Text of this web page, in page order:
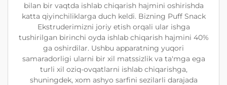
bilan bir vaqtda ishlab chiqarish hajmini oshirishda
katta qiyinchiliklarga duch keldi. Bizning Puff Snack
Ekstruderimizni joriy etish orqali ular ishga
tushirilgan birinchi oyda ishlab chiqarish hajmini 40%
ga oshirdilar. Ushbu apparatning yuqori
samaradorligi ularni bir xil matssizlik va ta'mga ega
turli xil oziq-ovqatlarni ishlab chiqarishga,
shuningdek, xom ashyo sarfini sezilarli darajada